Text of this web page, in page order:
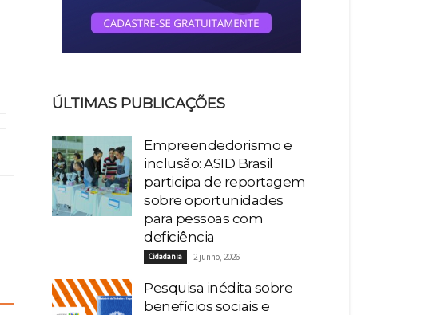
ÚLTIMAS PUBLICAÇÕES
Empreendedorismo e
inclusão: ASID Brasil
participa de reportagem
sobre oportunidades
para pessoas com
deficiência
Cidadania 2 junho, 2026
Pesquisa inédita sobre
benefícios sociais e